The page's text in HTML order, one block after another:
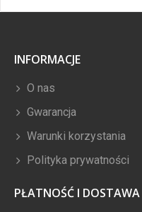
INFORMACJE
O nas
Gwarancja
Warunki korzystania
Polityka prywatności
PŁATNOŚĆ I DOSTAWA